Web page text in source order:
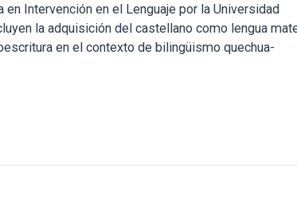
Intervención en el Lenguaje por la Universidad
la adquisición del castellano como lengua
en el contexto de bilingüismo quechua-